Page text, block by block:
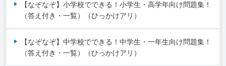
【なぞなぞ】小学校でできる！小学生・高学年向け問題集！
（答え付き・一覧）（ひっかけアリ）
【なぞなぞ】中学校でできる！中学生・一年生向け問題集！
（答え付き・一覧）（ひっかけアリ）